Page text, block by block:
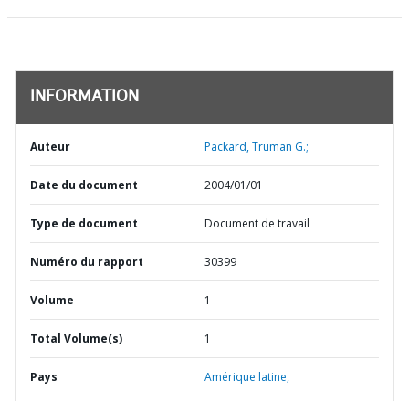
INFORMATION
Auteur Packard, Truman G.;
Date du document 2004/01/01
Type de document Document de travail
Numéro du rapport 30399
Volume 1
Total Volume(s) 1
Pays Amérique latine,